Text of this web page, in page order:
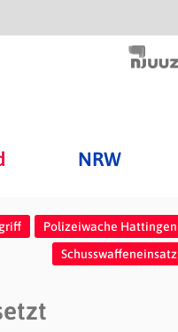
NRW
Polizeiwache Hattingen
Schusswaffeneinsatz